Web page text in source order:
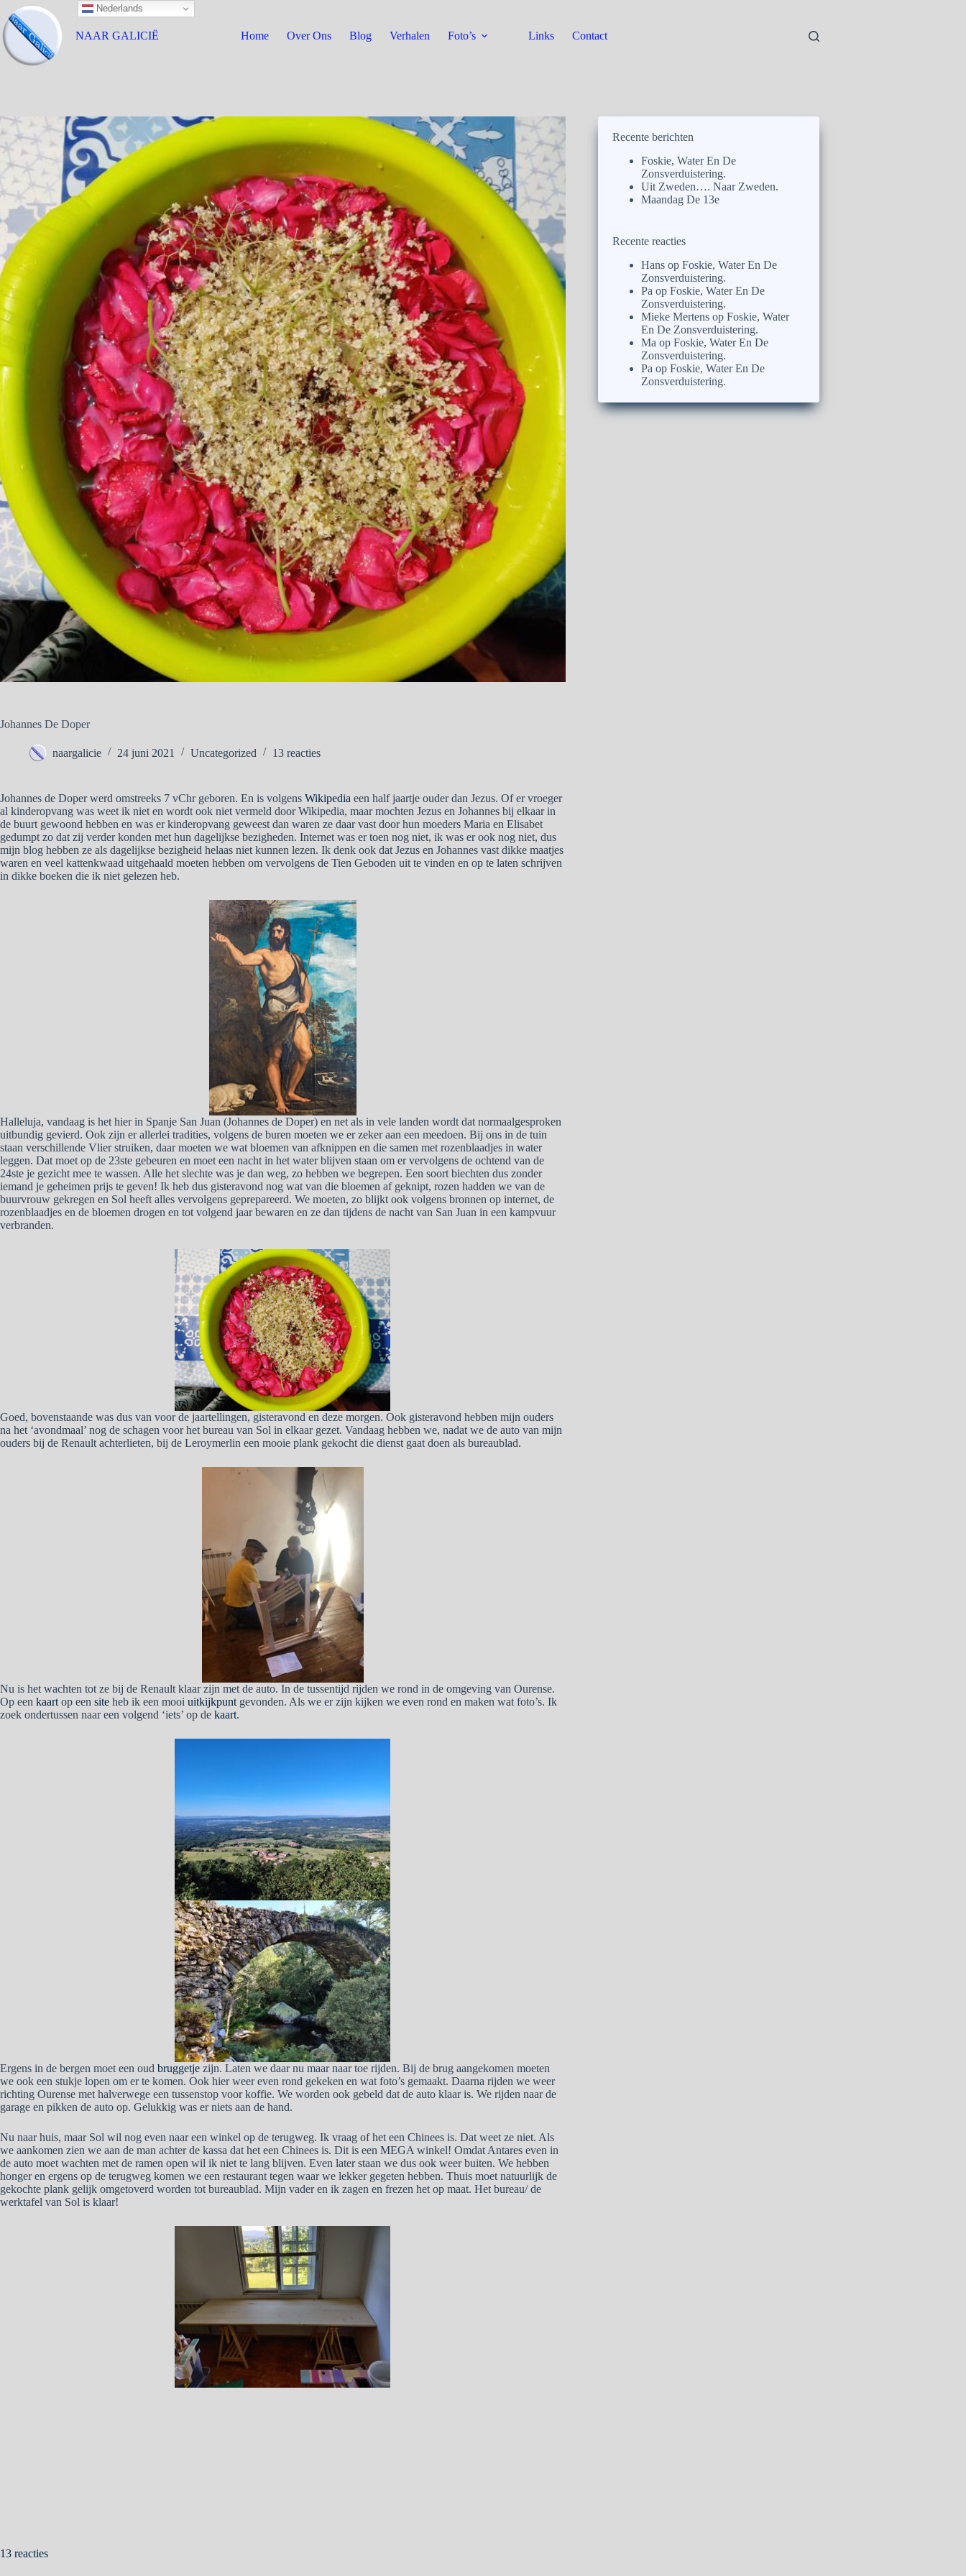
NAAR GALICIË Home Over Ons Blog Verhalen Foto’s Links Contact
Johannes De Doper
naargalicie 24 juni 2021 Uncategorized 13 reacties
Johannes de Doper werd omstreeks 7 vChr geboren. En is volgens Wikipedia een half jaartje ouder dan Jezus. Of er vroeger
al kinderopvang was weet ik niet en wordt ook niet vermeld door Wikipedia, maar mochten Jezus en Johannes bij elkaar in
de buurt gewoond hebben en was er kinderopvang geweest dan waren ze daar vast door hun moeders Maria en Elisabet
gedumpt zo dat zij verder konden met hun dagelijkse bezigheden. Internet was er toen nog niet, ik was er ook nog niet, dus
mijn blog hebben ze als dagelijkse bezigheid helaas niet kunnen lezen. Ik denk ook dat Jezus en Johannes vast dikke maatjes
waren en veel kattenkwaad uitgehaald moeten hebben om vervolgens de Tien Geboden uit te vinden en op te laten schrijven
in dikke boeken die ik niet gelezen heb.
Halleluja, vandaag is het hier in Spanje San Juan (Johannes de Doper) en net als in vele landen wordt dat normaalgesproken
uitbundig gevierd. Ook zijn er allerlei tradities, volgens de buren moeten we er zeker aan een meedoen. Bij ons in de tuin
staan verschillende Vlier struiken, daar moeten we wat bloemen van afknippen en die samen met rozenblaadjes in water
leggen. Dat moet op de 23ste gebeuren en moet een nacht in het water blijven staan om er vervolgens de ochtend van de
24ste je gezicht mee te wassen. Alle het slechte was je dan weg, zo hebben we begrepen. Een soort biechten dus zonder
iemand je geheimen prijs te geven! Ik heb dus gisteravond nog wat van die bloemen af geknipt, rozen hadden we van de
buurvrouw gekregen en Sol heeft alles vervolgens geprepareerd. We moeten, zo blijkt ook volgens bronnen op internet, de
rozenblaadjes en de bloemen drogen en tot volgend jaar bewaren en ze dan tijdens de nacht van San Juan in een kampvuur
verbranden.
Goed, bovenstaande was dus van voor de jaartellingen, gisteravond en deze morgen. Ook gisteravond hebben mijn ouders
na het ‘avondmaal’ nog de schagen voor het bureau van Sol in elkaar gezet. Vandaag hebben we, nadat we de auto van mijn
ouders bij de Renault achterlieten, bij de Leroymerlin een mooie plank gekocht die dienst gaat doen als bureaublad.
Nu is het wachten tot ze bij de Renault klaar zijn met de auto. In de tussentijd rijden we rond in de omgeving van Ourense.
Op een kaart op een site heb ik een mooi uitkijkpunt gevonden. Als we er zijn kijken we even rond en maken wat foto’s. Ik
zoek ondertussen naar een volgend ‘iets’ op de kaart.
Ergens in de bergen moet een oud bruggetje zijn. Laten we daar nu maar naar toe rijden. Bij de brug aangekomen moeten
we ook een stukje lopen om er te komen. Ook hier weer even rond gekeken en wat foto’s gemaakt. Daarna rijden we weer
richting Ourense met halverwege een tussenstop voor koffie. We worden ook gebeld dat de auto klaar is. We rijden naar de
garage en pikken de auto op. Gelukkig was er niets aan de hand.
Nu naar huis, maar Sol wil nog even naar een winkel op de terugweg. Ik vraag of het een Chinees is. Dat weet ze niet. Als
we aankomen zien we aan de man achter de kassa dat het een Chinees is. Dit is een MEGA winkel! Omdat Antares even in
de auto moet wachten met de ramen open wil ik niet te lang blijven. Even later staan we dus ook weer buiten. We hebben
honger en ergens op de terugweg komen we een restaurant tegen waar we lekker gegeten hebben. Thuis moet natuurlijk de
gekochte plank gelijk omgetoverd worden tot bureaublad. Mijn vader en ik zagen en frezen het op maat. Het bureau/ de
werktafel van Sol is klaar!
Recente berichten
Foskie, Water En De
Zonsverduistering.
Uit Zweden…. Naar Zweden.
Maandag De 13e
Recente reacties
Hans opFoskie, Water En De
Zonsverduistering.
Pa opFoskie, Water En De
Zonsverduistering.
Mieke Mertens opFoskie, Water
En De Zonsverduistering.
Ma opFoskie, Water En De
Zonsverduistering.
Pa opFoskie, Water En De
Zonsverduistering.
13 reacties
Nederlands